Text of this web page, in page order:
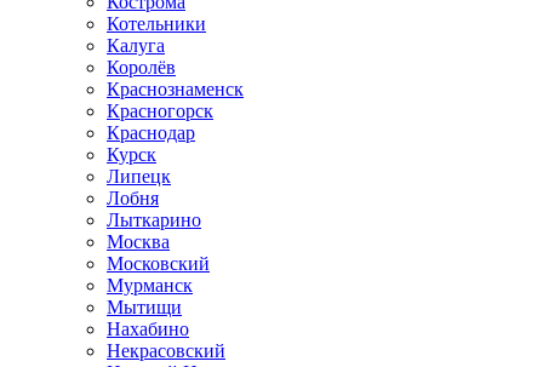
Котельники
Калуга
Королёв
Краснознаменск
Красногорск
Краснодар
Курск
Липецк
Лобня
Лыткарино
Москва
Московский
Мурманск
Мытищи
Нахабино
Некрасовский